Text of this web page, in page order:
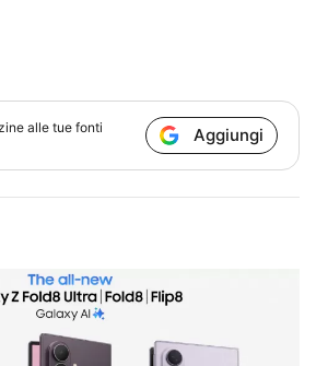
alle tue fonti
Aggiungi